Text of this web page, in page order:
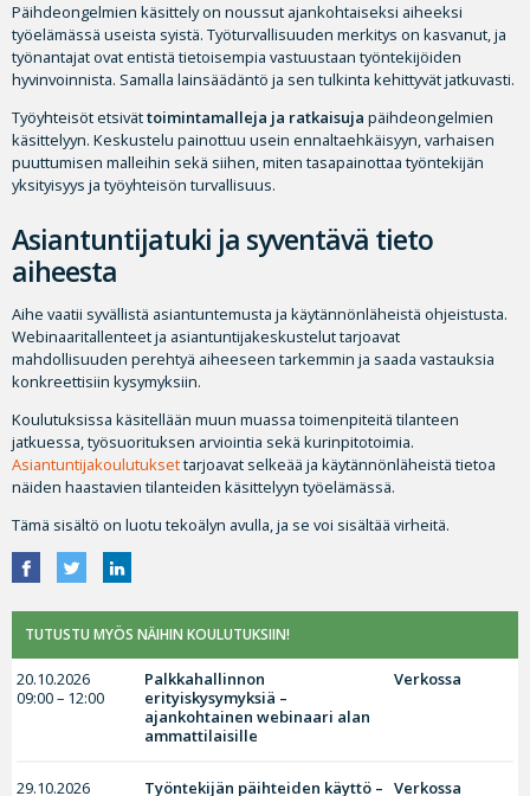
Päihdeongelmien käsittely on noussut ajankohtaiseksi aiheeksi
työelämässä useista syistä. Työturvallisuuden merkitys on kasvanut, ja
työnantajat ovat entistä tietoisempia vastuustaan työntekijöiden
hyvinvoinnista. Samalla lainsäädäntö ja sen tulkinta kehittyvät jatkuvasti.
Työyhteisöt etsivättoimintamalleja ja ratkaisuja päihdeongelmien
käsittelyyn. Keskustelu painottuu usein ennaltaehkäisyyn, varhaisen
puuttumisen malleihin sekä siihen, miten tasapainottaa työntekijän
yksityisyys ja työyhteisön turvallisuus.
Asiantuntijatuki ja syventävä tieto
aiheesta
Aihe vaatii syvällistä asiantuntemusta ja käytännönläheistä ohjeistusta.
Webinaaritallenteet ja asiantuntijakeskustelut tarjoavat
mahdollisuuden perehtyä aiheeseen tarkemmin ja saada vastauksia
konkreettisiin kysymyksiin.
Koulutuksissa käsitellään muun muassa toimenpiteitä tilanteen
jatkuessa, työsuorituksen arviointia sekä kurinpitotoimia.
Asiantuntijakoulutuksettarjoavat selkeää ja käytännönläheistä tietoa
näiden haastavien tilanteiden käsittelyyn työelämässä.
Tämä sisältö on luotu tekoälyn avulla, ja se voi sisältää virheitä.
TUTUSTU MYÖS NÄIHIN KOULUTUKSIIN!
20.10.2026
09:00 – 12:00
Palkkahallinnon
erityiskysymyksiä –
ajankohtainen webinaari alan
ammattilaisille
Verkossa
29.10.2026
Työntekijän päihteiden käyttö – Verkossa